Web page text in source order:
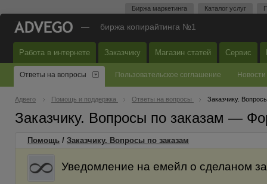
Биржа маркетинга Каталог услуг
— биржа копирайтинга №1
Работа в интернете Заказчику Магазин статей Сервис
Ответы на вопросы Пользовательское соглашение Новости
Адвего Помощь и поддержка Ответы на вопросы Заказчику.
Заказчику. Вопросы по заказам —
Помощь / Заказчику. Вопросы по заказам
Уведомление на емейл о сделаном